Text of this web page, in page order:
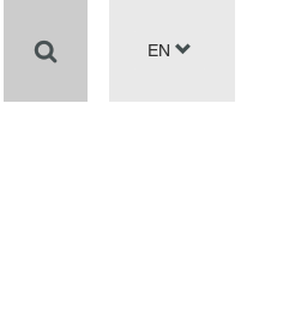
EN